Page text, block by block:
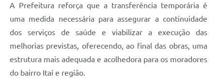
A Prefeitura reforça que a transferência temporária é
uma medida necessária para assegurar a continuidade
dos serviços de saúde e viabilizar a execução das
melhorias previstas, oferecendo, ao final das obras, uma
estrutura mais adequada e acolhedora para os moradores
do bairro Itaí e região.